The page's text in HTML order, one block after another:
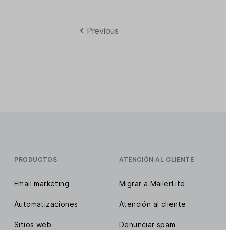
Previous
PRODUCTOS
Email marketing
Automatizaciones
Sitios web
ATENCIÓN AL CLIENTE
Migrar a MailerLite
Atención al cliente
Denunciar spam